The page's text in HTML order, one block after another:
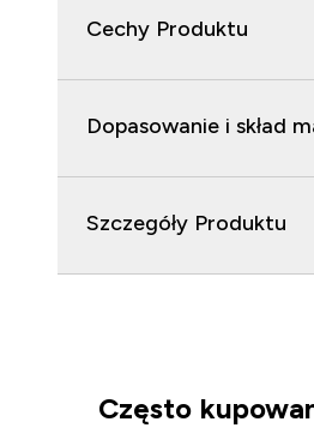
Cechy Produktu
Dopasowanie i skład
Szczegóły Produktu
Często